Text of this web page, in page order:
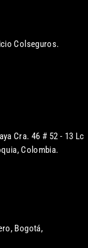
Colseguros.
Cra. 46 # 52 - 13 Lc
Colombia.
Bogotá,